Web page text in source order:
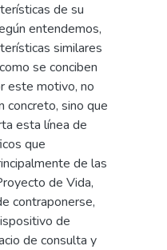
de su
entendemos,
similares
se conciben
este motivo, no
concreto, sino que
esta línea de
que
de las
de Vida,
contraponerse,
de
de consulta y